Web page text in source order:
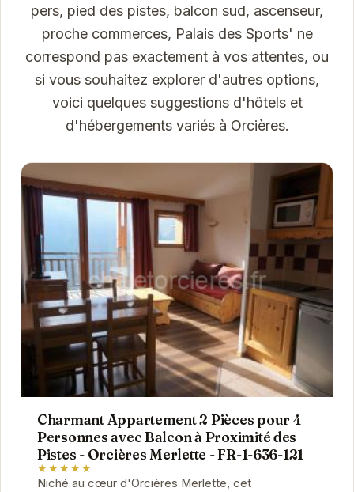
pers, pied des pistes, balcon sud, ascenseur,
proche commerces, Palais des Sports' ne
correspond pas exactement à vos attentes, ou
si vous souhaitez explorer d'autres options,
voici quelques suggestions d'hôtels et
d'hébergements variés à Orcières.
Charmant Appartement 2 Pièces pour 4
Personnes avec Balcon à Proximité des
Pistes - Orcières Merlette - FR-1-636-121
★★★★★
Niché au cœur d'Orcières Merlette, cet